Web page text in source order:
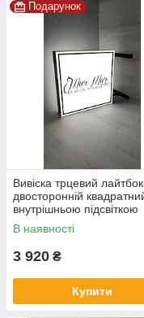
Подарунок
Вивіска трцевий
двосторонній
внутрішньою підсвіткою
В наявності
3 920 ₴
Купити